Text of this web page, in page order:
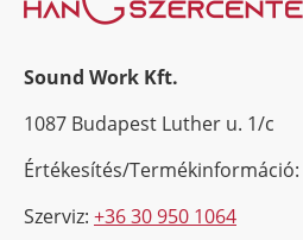
Sound Work Kft.
1087 Budapest Luther u. 1/c
Értékesítés/Termékinformáció:
Szerviz: +36 30 950 1064